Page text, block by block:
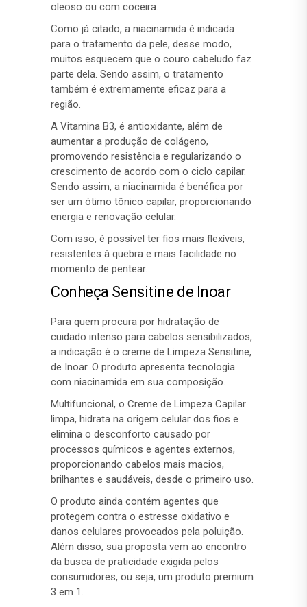
oleoso ou com coceira.
Como já citado, a niacinamida é indicada
para o tratamento da pele, desse modo,
muitos esquecem que o couro cabeludo faz
parte dela. Sendo assim, o tratamento
também é extremamente eficaz para a
região.
A Vitamina B3, é antioxidante, além de
aumentar a produção de colágeno,
promovendo resistência e regularizando o
crescimento de acordo com o ciclo capilar.
Sendo assim, a niacinamida é benéfica por
ser um ótimo tônico capilar, proporcionando
energia e renovação celular.
Com isso, é possível ter fios mais flexíveis,
resistentes à quebra e mais facilidade no
momento de pentear.
Conheça Sensitine de Inoar
Para quem procura por hidratação de
cuidado intenso para cabelos sensibilizados,
a indicação é o creme de Limpeza Sensitine,
de Inoar. O produto apresenta tecnologia
com niacinamida em sua composição.
Multifuncional, o Creme de Limpeza Capilar
limpa, hidrata na origem celular dos fios e
elimina o desconforto causado por
processos químicos e agentes externos,
proporcionando cabelos mais macios,
brilhantes e saudáveis, desde o primeiro uso.
O produto ainda contém agentes que
protegem contra o estresse oxidativo e
danos celulares provocados pela poluição.
Além disso, sua proposta vem ao encontro
da busca de praticidade exigida pelos
consumidores, ou seja, um produto premium
3 em 1.